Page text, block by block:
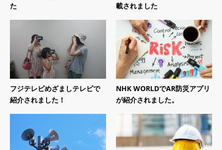
た
載されました
フジテレビめざましテレビで
紹介されました！
NHK WORLDでAR防災アプリ
が紹介されました。